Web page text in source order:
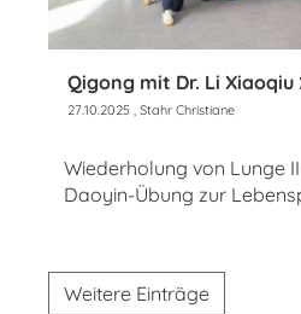
Qigong mit Dr. Li Xiaoqiu
27.10.2025 , Stahr Christiane
Wiederholung von Lunge
Daoyin-Übung zur
Weitere Einträge